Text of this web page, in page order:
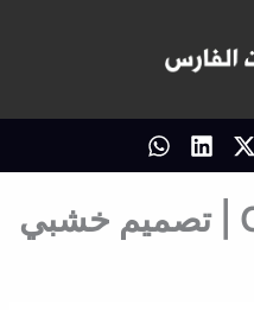
CLASSEN 52995 | تصميم خشبي